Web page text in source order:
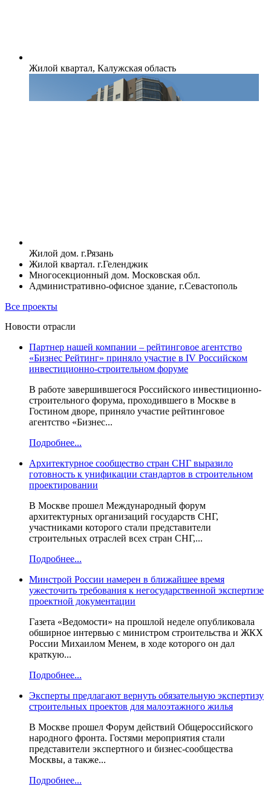
Жилой квартал, Калужская область
Жилой дом. г.Рязань
Жилой квартал. г.Геленджик
Многосекционный дом. Московская обл.
Административно-офисное здание, г.Севастополь
Все проекты
Новости отрасли
Партнер нашей компании – рейтинговое агентство
«Бизнес Рейтинг» приняло участие в IV Российском
инвестиционно-строительном форуме
В работе завершившегося Российского инвестиционно-
строительного форума, проходившего в Москве в
Гостином дворе, приняло участие рейтинговое
агентство «Бизнес...
Подробнее...
Архитектурное сообщество стран СНГ выразило
готовность к унификации стандартов в строительном
проектировании
В Москве прошел Международный форум
архитектурных организаций государств СНГ,
участниками которого стали представители
строительных отраслей всех стран СНГ,...
Подробнее...
Минстрой России намерен в ближайшее время
ужесточить требования к негосударственной экспертизе
проектной документации
Газета «Ведомости» на прошлой неделе опубликовала
обширное интервью с министром строительства и ЖКХ
России Михаилом Менем, в ходе которого он дал
краткую...
Подробнее...
Эксперты предлагают вернуть обязательную экспертизу
строительных проектов для малоэтажного жилья
В Москве прошел Форум действий Общероссийского
народного фронта. Гостями мероприятия стали
представители экспертного и бизнес-сообщества
Москвы, а также...
Подробнее...